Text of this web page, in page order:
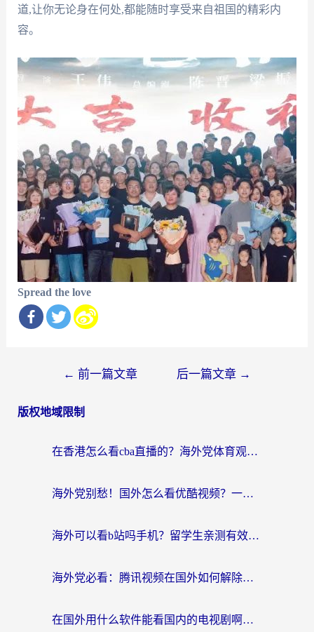
道,让你无论身在何处,都能随时享受来自祖国的精彩内
容。
Spread the love
导
← 前一篇文章 后一篇文章 →
版权地域限制
在香港怎么看cba直播的？海外党体育观赛终极指南：告别版权限制，畅享中文解说
海外党别愁！国外怎么看优酷视频？一招解决追剧、看直播难题
海外可以看b站吗手机？留学生亲测有效的回国加速指南
海外党必看：腾讯视频在国外如何解除地域限制？附优酷咪咕使用指南
在国外用什么软件能看国内的电视剧啊？留学生亲测有效的回国加速方案